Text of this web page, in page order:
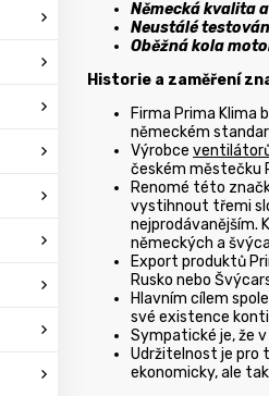
Německá kvalita
Neustálé
Oběžná kola
Historie a zaměření
Firma Prima
německém
Výrobce
českém městečku
Renomé této
vystihnout třemi
nejprodávanějším.
německých a
Export produktů
Rusko nebo
Hlavním cílem
své existence
Sympatické je, že
Udržitelnost je pro
ekonomicky, ale